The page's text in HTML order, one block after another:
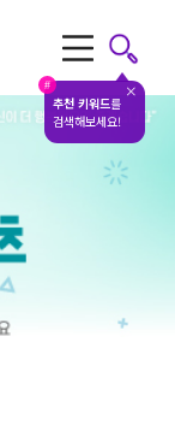
#
추천 키워드를
검색해보세요!